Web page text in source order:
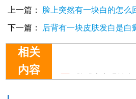
上一篇： 脸上突然有一块白的怎么
下一篇： 后背有一块皮肤发白是白
相关
内容
胳膊上出现小